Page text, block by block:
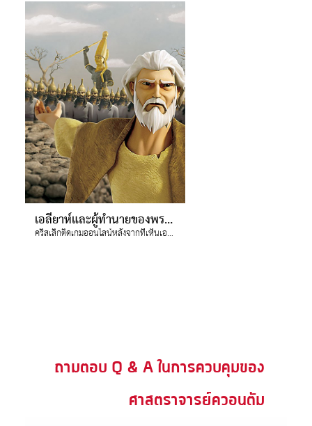
เอลียาห์และผู้ทำนายของพระบาอัล
คริสเลิกติดเกมออนไลน์หลังจากที่เห็นเอลียาห์สำแดงว่ามีพระเจ้าเที่ยงแท้องค์เดียวที่มีฤทธิ์อำนาจสูงสุด
ถามตอบ Q & A ในการควบคุมของ
ศาสตราจารย์ควอนตัม